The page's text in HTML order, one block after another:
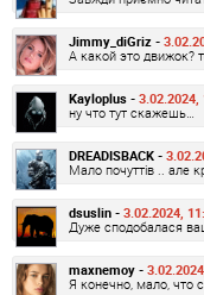
Jimmy_diGriz -
А какой это движок?
Kayloplus - 3.02.2024,
ну что тут скажешь…
DREADISBACK -
Мало почуттів .. але
dsuslin - 3.02.2024,
Дуже сподобалася
maxnemoy -
Я конечно, мало, что